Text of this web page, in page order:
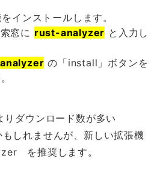
インストールします。
窓に rust-analyzer と入力し
の「install」ボタンを
ダウンロード数が多い
もしれませんが、新しい拡張機
を推奨します。